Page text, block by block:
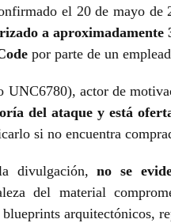
el 20 de mayo de
a aproximadamente
por parte de un
actor de
del ataque y está
si no encuentra
divulgación,no se
del material
arquitectónicos,